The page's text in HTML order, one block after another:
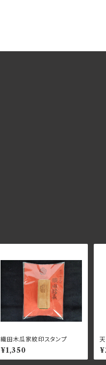
織田木瓜家紋印スタンプ
¥1,350